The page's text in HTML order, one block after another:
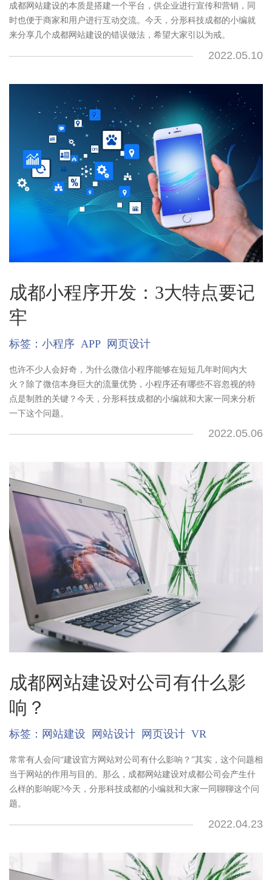
成都网站建设的本质是搭建一个平台，供企业进行宣传和营销，同
时也便于商家和用户进行互动交流。今天，分形科技成都的小编就
来分享几个成都网站建设的错误做法，希望大家引以为戒。
2022.05.10
成都小程序开发：3大特点要记
牢
标签： 小程序 APP 网页设计
也许不少人会好奇，为什么微信小程序能够在短短几年时间内大
火？除了微信本身巨大的流量优势，小程序还有哪些不容忽视的特
点是制胜的关键？今天，分形科技成都的小编就和大家一同来分析
一下这个问题。
2022.05.06
成都网站建设对公司有什么影
响？
标签： 网站建设 网站设计 网页设计 VR
常常有人会问“建设官方网站对公司有什么影响？”其实，这个问题相
当于网站的作用与目的。那么，成都网站建设对成都公司会产生什
么样的影响呢?今天，分形科技成都的小编就和大家一同聊聊这个问
题。
2022.04.23